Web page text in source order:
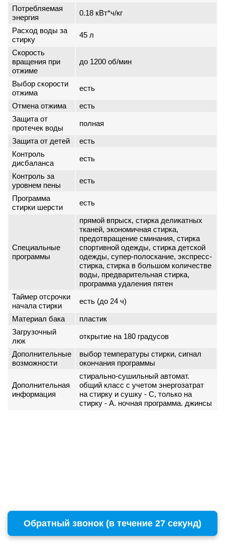
Потребляемая
энергия
0.18 кВт*ч/кг
Расход воды за
стирку
45 л
Скорость
вращения при
отжиме
до 1200 об/мин
Выбор скорости
отжима
есть
Отмена отжима
есть
Защита от
протечек воды
полная
Защита от детей
есть
Контроль
дисбаланса
есть
Контроль за
уровнем пены
есть
Программа
стирки шерсти
есть
Специальные
программы
прямой впрыск, стирка деликатных
тканей, экономичная стирка,
предотвращение сминания, стирка
спортивной одежды, стирка детской
одежды, супер-полоскание, экспресс-
стирка, стирка в большом количестве
воды, предварительная стирка,
программа удаления пятен
Таймер отсрочки
начала стирки
есть (до 24 ч)
Материал бака
пластик
Загрузочный
люк
открытие на 180 градусов
Дополнительные
возможности
выбор температуры стирки, сигнал
окончания программы
Дополнительная
информация
стирально-сушильный автомат.
общий класс с учетом энергозатрат
на стирку и сушку - С, только на
стирку - А. ночная программа. джинсы
Обратный звонок (в течение 27 секунд)